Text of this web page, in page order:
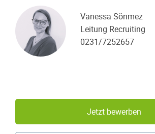
Vanessa Sönmez
Leitung Recruiting
0231/7252657
Jetzt bewerben